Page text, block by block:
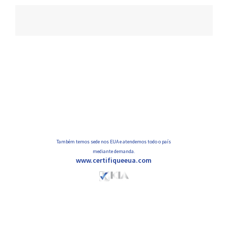
Também temos sede nos EUA e atendemos todo o país
mediante demanda.
www.certifiqueeua.com